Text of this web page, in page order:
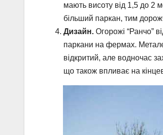
мають висоту від 1,5 до 2
більший паркан, тим
Дизайн. Огорожі “Ранчо”
паркани на фермах.
відкритий, але водночас
що також впливає на